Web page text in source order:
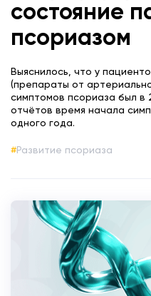
состояние
псориазом
Выяснилось, что у
(препараты от
симптомов псориаза был в
отчётов время начала
одного года.
Развитие псориаза